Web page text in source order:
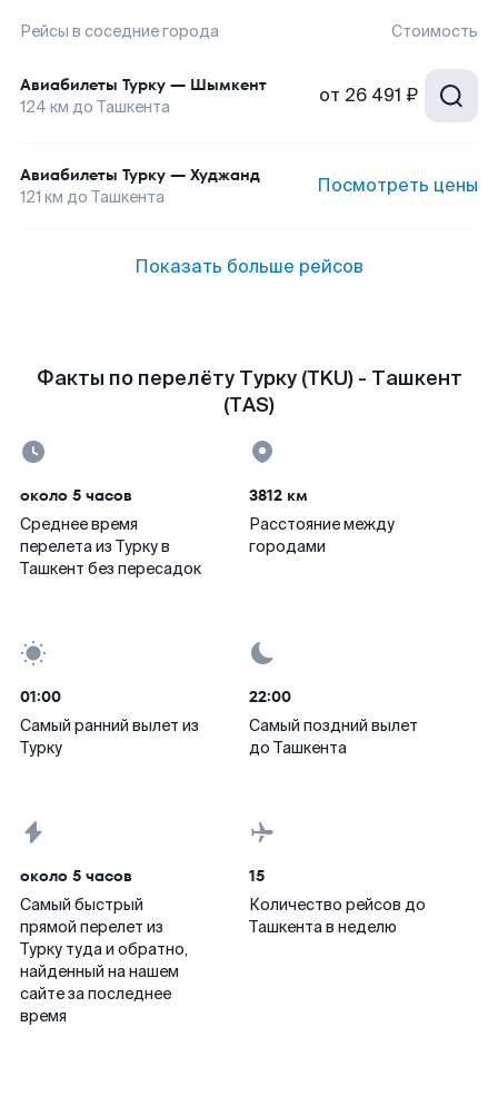
Рейсы в соседние города Стоимость
Авиабилеты Турку — Шымкент
124 км до Ташкента от 26 491 ₽
Авиабилеты Турку — Худжанд
121 км до Ташкента Посмотреть цены
Показать больше рейсов
Факты по перелёту Турку (TKU) - Ташкент
(TAS)
около 5 часов
Среднее время
перелета из Турку в
Ташкент без пересадок
3812 км
Расстояние между
городами
01:00
Самый ранний вылет из
Турку
22:00
Самый поздний вылет
до Ташкента
около 5 часов
Самый быстрый
прямой перелет из
Турку туда и обратно,
найденный на нашем
сайте за последнее
время
15
Количество рейсов до
Ташкента в неделю